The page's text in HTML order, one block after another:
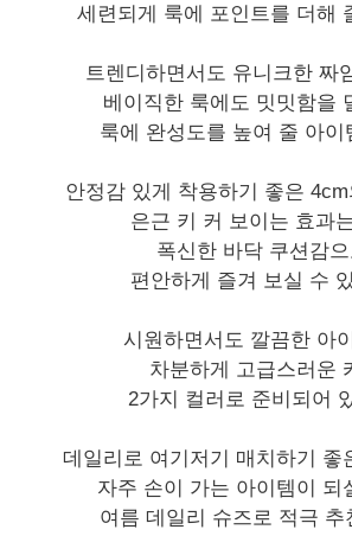
세련되게 룩에 포인트를 더해
트렌디하면서도 유니크한 짜
베이직한 룩에도 밋밋함을
룩에 완성도를 높여 줄 아이
안정감 있게 착용하기 좋은
은근 키 커 보이는 효과
폭신한 바닥 쿠션감
편안하게 즐겨 보실 수
시원하면서도 깔끔한 아
차분하게 고급스러운
2가지 컬러로 준비되어
데일리로 여기저기 매치하기 좋
자주 손이 가는 아이템이 되
여름 데일리 슈즈로 적극 추